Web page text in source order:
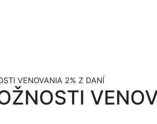
VENOVANIA 2% Z DANÍ